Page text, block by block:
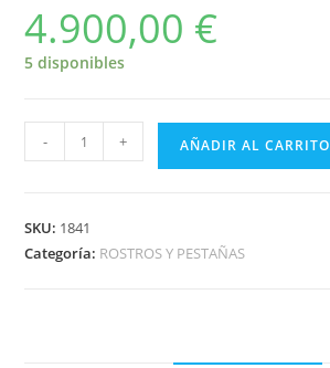
4.900,00 €
5 disponibles
- + AÑADIR AL CARRITO
SKU: 1841
Categoría: ROSTROS Y PESTAÑAS